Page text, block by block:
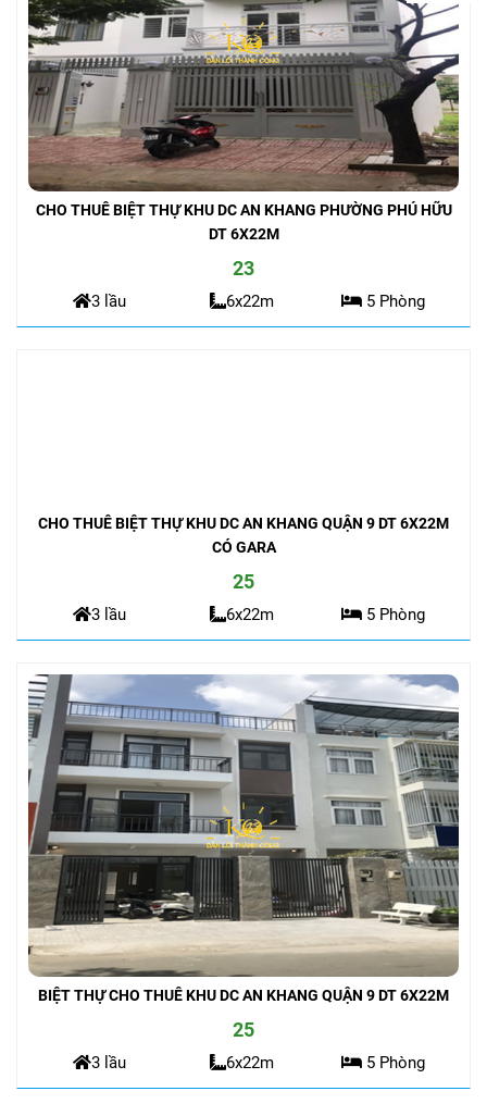
CHO THUÊ BIỆT THỰ KHU DC AN KHANG QUẬN 9 DT 6X22M
CÓ GARA
25
3 lầu 6x22m 5 Phòng